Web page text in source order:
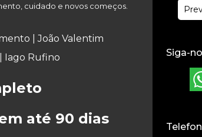
cuidado e novos começos.
| João Valentim
Iago Rufino
até 90 dias
Siga-